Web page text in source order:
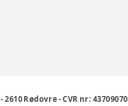
-2610 Rødovre-CVR nr: 43709070